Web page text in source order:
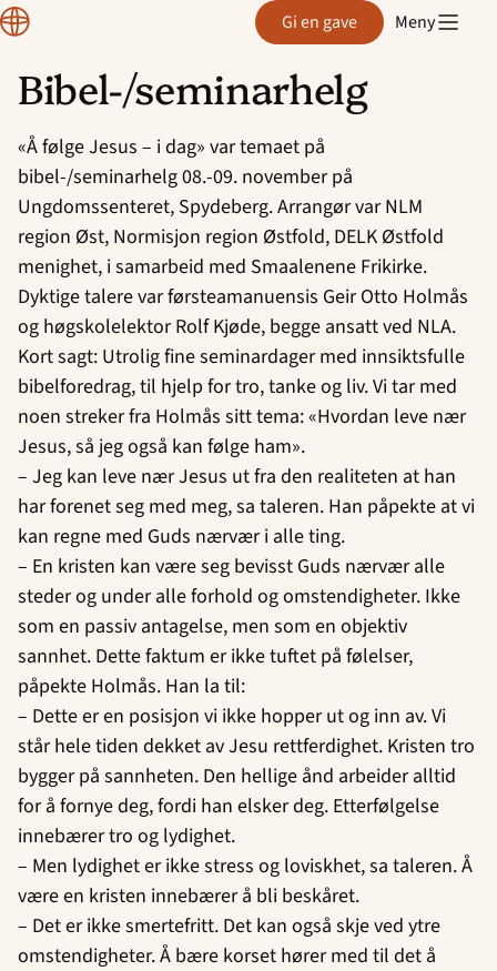
Hopp
innhold
Region
Østfold Gi en gave Meny
Bibel-/seminarhelg
«Å følge Jesus – i dag» var temaet på
bibel-/seminarhelg 08.-09. november på
Ungdomssenteret, Spydeberg. Arrangør var NLM
region Øst, Normisjon region Østfold, DELK Østfold
menighet, i samarbeid med Smaalenene Frikirke.
Dyktige talere var førsteamanuensis Geir Otto Holmås
og høgskolelektor Rolf Kjøde, begge ansatt ved NLA.
Kort sagt: Utrolig fine seminardager med innsiktsfulle
bibelforedrag, til hjelp for tro, tanke og liv. Vi tar med
noen streker fra Holmås sitt tema: «Hvordan leve nær
Jesus, så jeg også kan følge ham».
– Jeg kan leve nær Jesus ut fra den realiteten at han
har forenet seg med meg, sa taleren. Han påpekte at vi
kan regne med Guds nærvær i alle ting.
– En kristen kan være seg bevisst Guds nærvær alle
steder og under alle forhold og omstendigheter. Ikke
som en passiv antagelse, men som en objektiv
sannhet. Dette faktum er ikke tuftet på følelser,
påpekte Holmås. Han la til:
– Dette er en posisjon vi ikke hopper ut og inn av. Vi
står hele tiden dekket av Jesu rettferdighet. Kristen tro
bygger på sannheten. Den hellige ånd arbeider alltid
for å fornye deg, fordi han elsker deg. Etterfølgelse
innebærer tro og lydighet.
– Men lydighet er ikke stress og loviskhet, sa taleren. Å
være en kristen innebærer å bli beskåret.
– Det er ikke smertefritt. Det kan også skje ved ytre
omstendigheter. Å bære korset hører med til det å